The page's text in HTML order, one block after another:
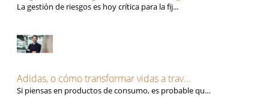
La gestión de riesgos es hoy crítica para la fij...
Adidas, o cómo transformar vidas a trav...
Si piensas en productos de consumo, es probable qu...